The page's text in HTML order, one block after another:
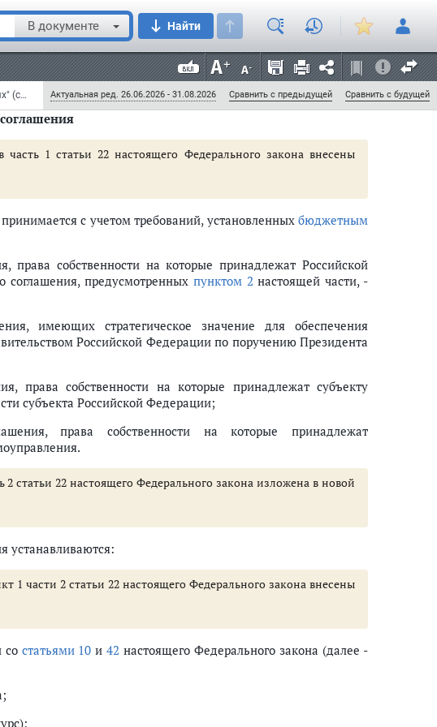
В документе Найти
недр
Федеральный закон от 21 июля 2005 г. N 115-ФЗ "О концессионных соглашениях" (с изменениями и дополнениями) Актуальная ред. 26.06.2026 - 31.08.2026 Сравнить с предыдущей Сравнить с будущей
сведений и документов участнику конкурса,
соглашения в порядке, установленном пунктом 26
доступ на объект концессионного соглашения.
1 статьи 22 настоящего Федерального закона внесены
с учетом требований, установленных бюджетным
права собственности на которые принадлежат Российской
соглашения, предусмотренных пунктом 2 настоящей части, -
имеющих стратегическое значение для обеспечения
Российской Федерации по поручению Президента
права собственности на которые принадлежат субъекту
субъекта Российской Федерации;
права собственности на которые принадлежат
2 статьи 22 настоящего Федерального закона изложена в новой
устанавливаются:
1 части 2 статьи 22 настоящего Федерального закона внесены
со статьями 10 и42 настоящего Федерального закона (далее -